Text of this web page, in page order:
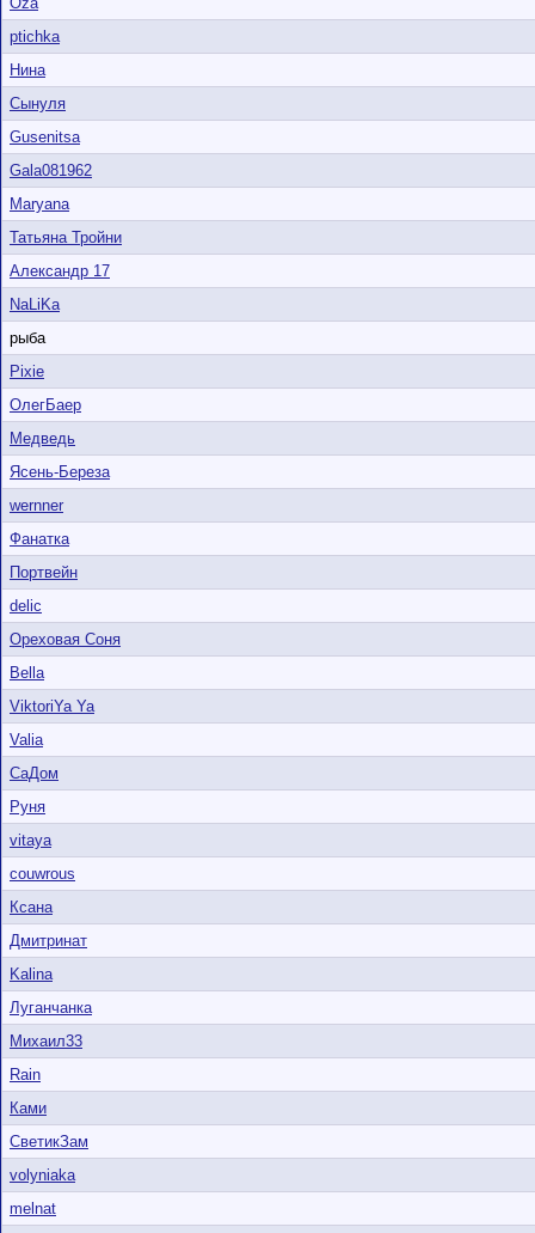
ptichka
Нина
Сынуля
Gusenitsa
Gala081962
Maryana
Татьяна Тройни
Александр 17
NaLiKa
рыба
Pixie
ОлегБаер
Медведь
Ясень-Береза
wernner
Фанатка
Портвейн
delic
Ореховая Соня
Bella
ViktoriYa Ya
Valia
СаДом
Руня
vitaya
couwrous
Ксана
Дмитринат
Kalina
Луганчанка
Михаил33
Rain
Ками
СветикЗам
volyniaka
melnat